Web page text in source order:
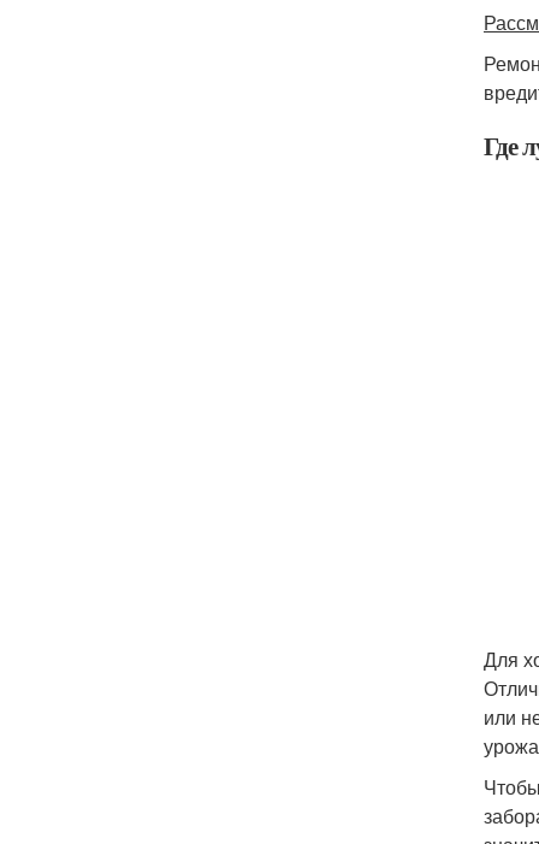
Где
Для
или